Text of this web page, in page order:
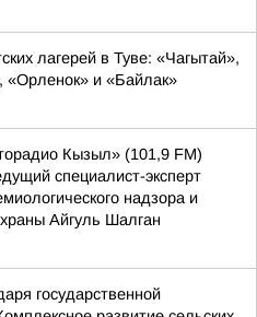
лагерей в Туве: «Чагытай»,
«Орленок» и «Байлак»
Кызыл» (101,9 FM)
специалист-эксперт
надзора и
Айгуль Шалган
государственной